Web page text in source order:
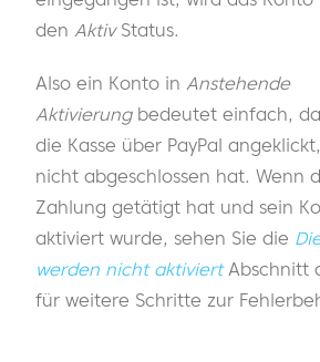
den AktivStatus.
Also ein Konto in Anstehende
Aktivierungbedeutet einfach,
die Kasse über PayPal
nicht abgeschlossen hat. Wenn
Zahlung getätigt hat und sein
aktiviert wurde, sehen Sie die
werden nicht aktiviertAbschnitt
für weitere Schritte zur